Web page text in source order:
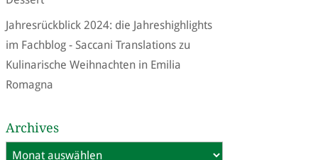
Jahresrückblick 2024: die Jahreshighlights
im Fachblog - Saccani Translationszu
Kulinarische Weihnachten in Emilia
Romagna
Archives
Archives